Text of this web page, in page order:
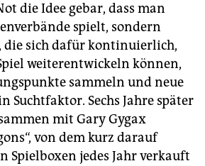
die Idee gebar, dass man
spielt, sondern
sich dafür kontinuierlich,
weiterentwickeln können,
sammeln und neue
Suchtfaktor. Sechs Jahre später
mit Gary Gygax
von dem kurz darauf
Spielboxen jedes Jahr verkauft